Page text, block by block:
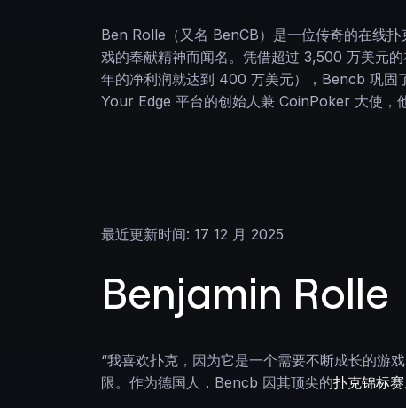
Ben Rolle（又名 BenCB）是一位传奇的在线
戏的奉献精神而闻名。凭借超过 3,500 万美元
年的净利润就达到 400 万美元），Bencb 巩固
Your Edge 平台的创始人兼 CoinPoker 大使，
最近更新时间: 17 12 月 2025
Benjamin Rolle
“我喜欢扑克，因为它是一个需要不断成长的
限。作为德国人，Bencb 因其顶尖的扑克锦标赛